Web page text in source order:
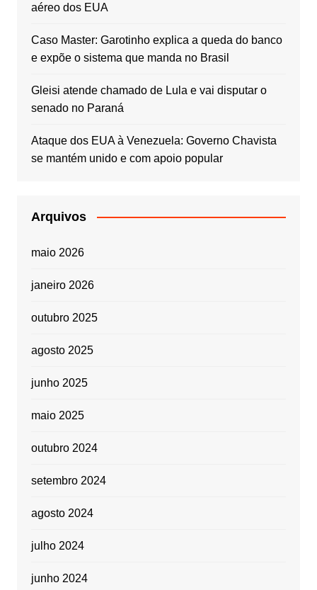
aéreo dos EUA
Caso Master: Garotinho explica a queda do banco
e expõe o sistema que manda no Brasil
Gleisi atende chamado de Lula e vai disputar o
senado no Paraná
Ataque dos EUA à Venezuela: Governo Chavista
se mantém unido e com apoio popular
Arquivos
maio 2026
janeiro 2026
outubro 2025
agosto 2025
junho 2025
maio 2025
outubro 2024
setembro 2024
agosto 2024
julho 2024
junho 2024